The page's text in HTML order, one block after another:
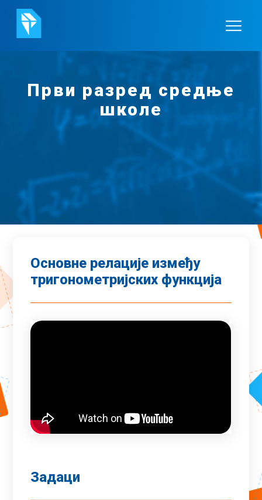
Први разред средње
школе
Основне релације између
тригонометријских функција
Задаци